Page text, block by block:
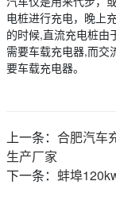
电桩进行充电，晚上
的时候,直流充电桩由
需要车载充电器,而交
要车载充电器。
上一条： 合肥汽车
生产厂家
下一条： 蚌埠